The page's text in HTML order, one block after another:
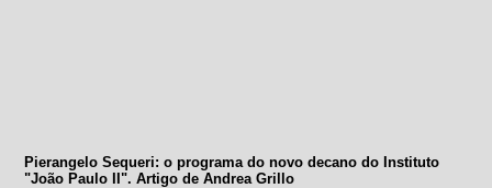
Pierangelo Sequeri: o programa do novo decano do Instituto
"João Paulo II". Artigo de Andrea Grillo